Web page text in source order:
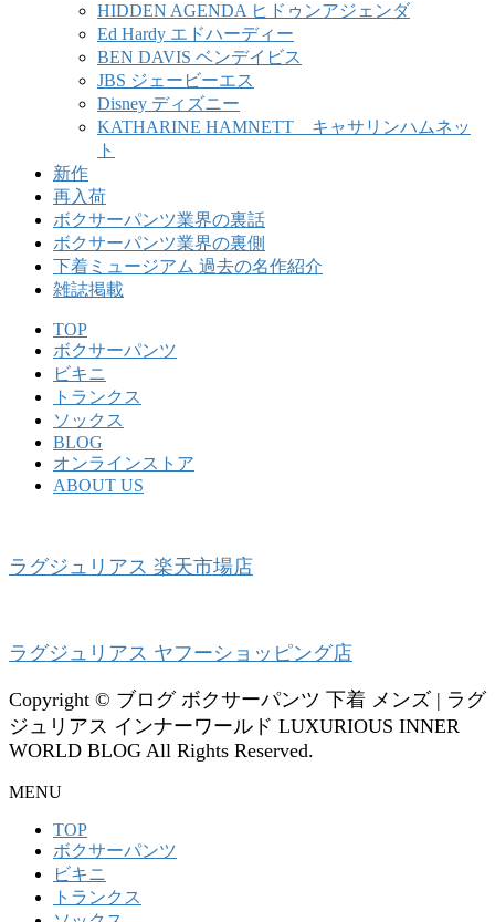
HIDDEN AGENDA ヒドゥンアジェンダ
Ed Hardy エドハーディー
BEN DAVIS ベンデイビス
JBS ジェービーエス
Disney ディズニー
KATHARINE HAMNETT キャサリンハムネッ
ト
新作
再入荷
ボクサーパンツ業界の裏話
ボクサーパンツ業界の裏側
下着ミュージアム 過去の名作紹介
雑誌掲載
TOP
ボクサーパンツ
ビキニ
トランクス
ソックス
BLOG
オンラインストア
ABOUT US
ラグジュリアス 楽天市場店
ラグジュリアス ヤフーショッピング店
Copyright © ブログ ボクサーパンツ 下着 メンズ | ラグ
ジュリアス インナーワールド LUXURIOUS INNER
WORLD BLOG All Rights Reserved.
MENU
TOP
ボクサーパンツ
ビキニ
トランクス